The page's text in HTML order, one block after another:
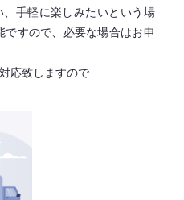
手軽に楽しみたいという場
ですので、必要な場合はお申
応致しますので